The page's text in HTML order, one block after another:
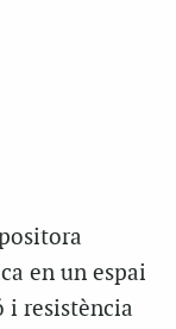
en un espai
i resistència